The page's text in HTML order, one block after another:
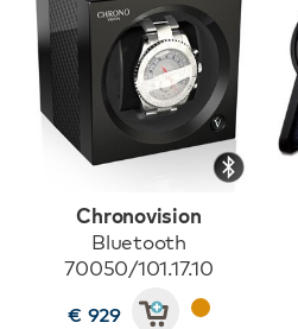
Chronovision
Bluetooth
70050/101.17.10
€ 929